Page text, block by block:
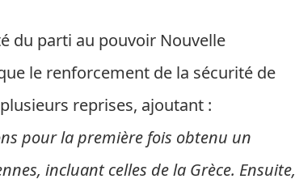
du parti au pouvoir Nouvelle
le renforcement de la sécurité de
reprises, ajoutant :
pour la première fois obtenu un
incluant celles de la Grèce. Ensuite,